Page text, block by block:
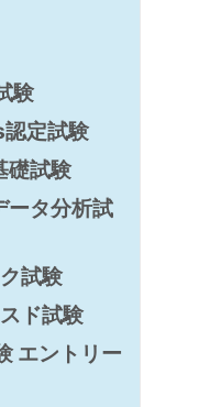
験
定試験
礎試験
ータ分析試
試験
ド試験
エントリー